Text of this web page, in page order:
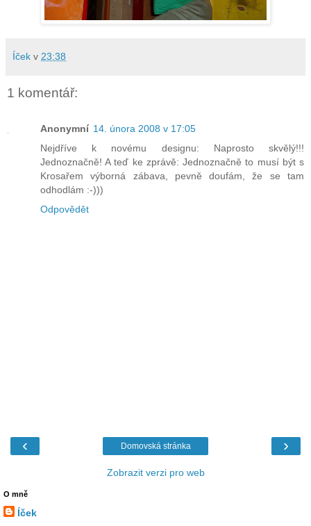
Íček v 23:38
1 komentář:
Anonymní 14. února 2008 v 17:05
Nejdříve k novému designu: Naprosto skvělý!!!
Jednoznačně! A teď ke zprávě: Jednoznačně to musí být s
Krosařem výborná zábava, pevně doufám, že se tam
odhodlám :-)))
Odpovědět
‹ ›
Domovská stránka
Zobrazit verzi pro web
O mně
Íček